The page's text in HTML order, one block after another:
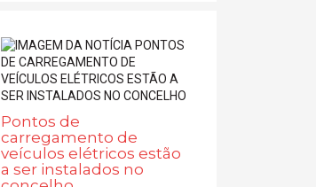
Pontos de
carregamento de
veículos elétricos estão
a ser instalados no